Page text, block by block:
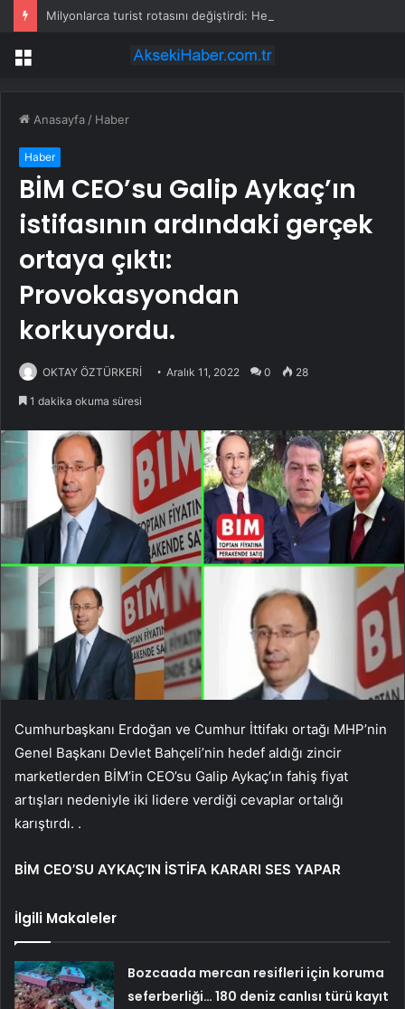
Menü
Anasayfa / Haber
Haber
BİM CEO’su Galip Aykaç’ın
istifasının ardındaki gerçek
ortaya çıktı:
Provokasyondan
korkuyordu.
OKTAY ÖZTÜRKERİ Aralık 11, 2022 0 28
1 dakika okuma süresi
Cumhurbaşkanı Erdoğan ve Cumhur İttifakı ortağı MHP’nin
Genel Başkanı Devlet Bahçeli’nin hedef aldığı zincir
marketlerden BİM’in CEO’su Galip Aykaç’ın fahiş fiyat
artışları nedeniyle iki lidere verdiği cevaplar ortalığı
karıştırdı. .
BİM CEO’SU AYKAÇ’IN İSTİFA KARARI SES YAPAR
İlgili Makaleler
Bozcaada mercan resifleri için koruma
seferberliği… 180 deniz canlısı türü kayıt